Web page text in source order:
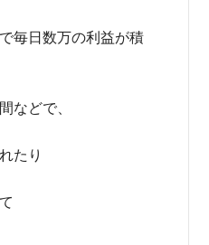
毎日数万の利益が積
などで、
たり